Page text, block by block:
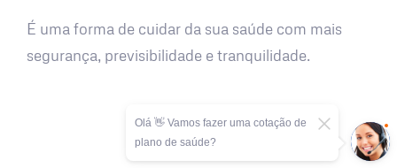
É uma forma de cuidar da sua saúde com mais
segurança, previsibilidade e tranquilidade.
Olá 👋 Vamos fazer uma cotação de
plano de saúde?